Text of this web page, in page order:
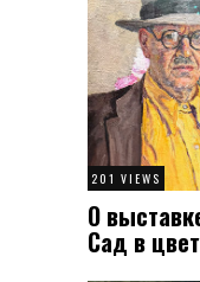
201 VIEWS
О
Сад в